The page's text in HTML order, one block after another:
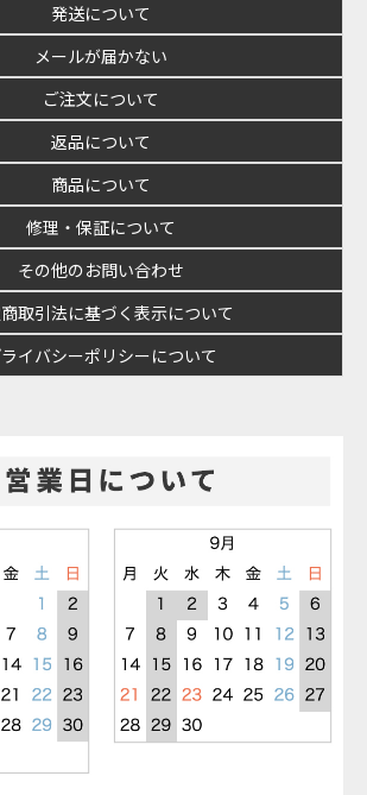
発送について
メールが届かない
ご注文について
返品について
商品について
修理・保証について
その他のお問い合わせ
取引法に基づく表示について
イバシーポリシーについて